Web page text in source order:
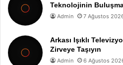
Teknolojinin
Admin 7 Ağustos
Arkası Işıklı
Zirveye Taşıyın
Admin 6 Ağustos